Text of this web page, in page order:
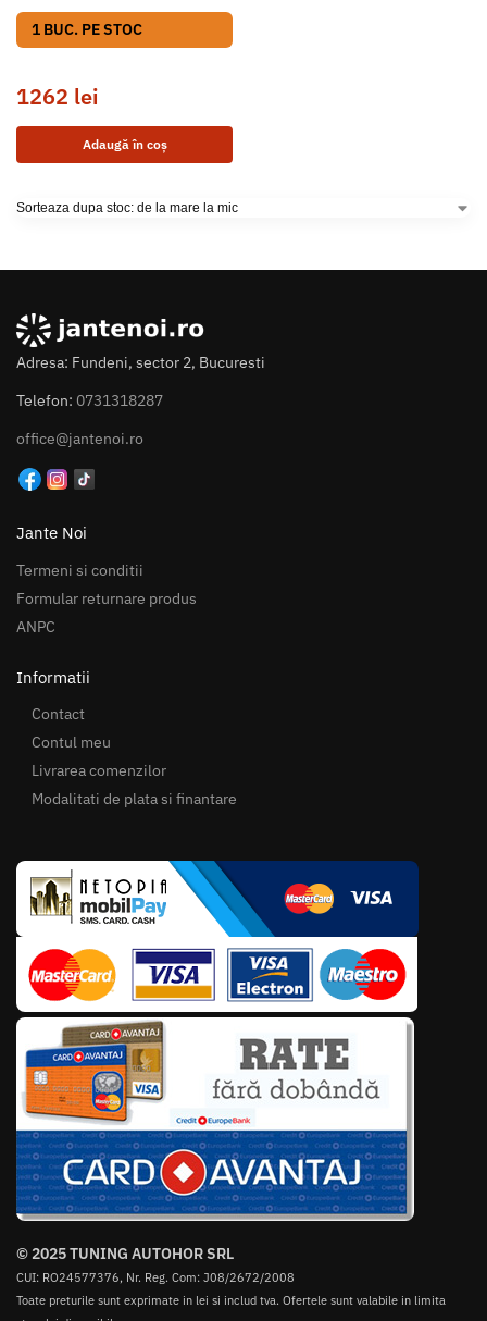
1 BUC. PE STOC
1262 lei
Adaugă în coș
Adresa: Fundeni, sector 2, Bucuresti
Telefon: 0731318287
office@jantenoi.ro
Jante Noi
Termeni si conditii
Formular returnare produs
ANPC
Informatii
Contact
Contul meu
Livrarea comenzilor
Modalitati de plata si finantare
© 2025 TUNING AUTOHOR SRL
CUI: RO24577376, Nr. Reg. Com: J08/2672/2008
Toate preturile sunt exprimate in lei si includ tva. Ofertele sunt valabile in limita